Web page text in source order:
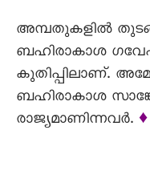
അമ്പതുകളിൽ
ബഹിരാകാശ
കുതിപ്പിലാണ്‌.
ബഹിരാകാശ
രാജ്യമാണിന്നവർ. ♦